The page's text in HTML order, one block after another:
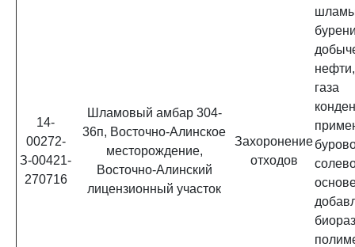
14-
00272-
З-00421-
270716
Шламовый амбар 304-
36п, Восточно-Алинское
месторождение,
Восточно-Алинский
лицензионный участок
Захоронение
отходов
газа